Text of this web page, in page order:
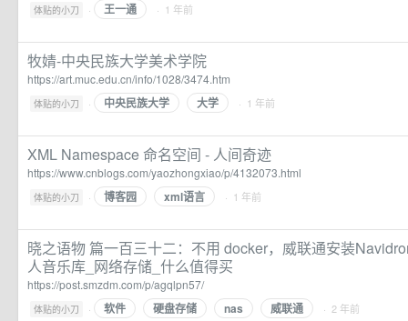
体贴的小刀 · 王一通 · 1 年前
牧婧-中央民族大学美术学院
https://art.muc.edu.cn/info/1028/3474.htm
体贴的小刀 · 中央民族大学 大学 · 1 年前
XML Namespace 命名空间 - 人间奇迹
https://www.cnblogs.com/yaozhongxiao/p/4132073.html
体贴的小刀 · 博客园 xml语言 · 1 年前
晓之语物 篇一百三十二：不用 docker，威联通安装
人音乐库_网络存储_什么值得买
https://post.smzdm.com/p/agqlpn57/
体贴的小刀 · 软件 硬盘存储 nas 威联通 · 2 年前